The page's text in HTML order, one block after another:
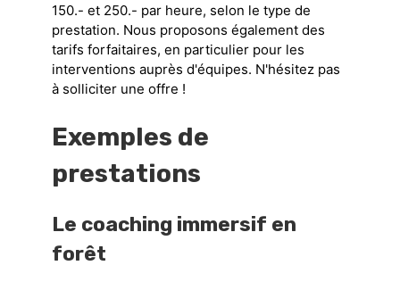
150.- et 250.- par heure, selon le type de
prestation. Nous proposons également des
tarifs forfaitaires, en particulier pour les
interventions auprès d'équipes. N'hésitez pas
à solliciter une offre !
Exemples de
prestations
Le coaching immersif en
forêt